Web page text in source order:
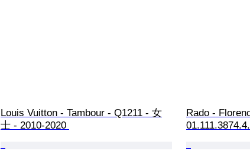
Louis Vuitton - Tambour - Q1211 - 女
士 - 2010-2020
Rado -